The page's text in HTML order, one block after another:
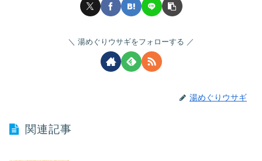
湯めぐりウサギをフォローする
湯めぐりウサギ
関連記事